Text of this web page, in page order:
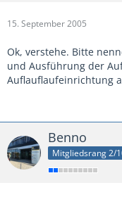
15. September 2005
Ok, verstehe. Bitte
und Ausführung der
Auflauflaufeinrichtung
Benno
Mitgliedsrang 2/